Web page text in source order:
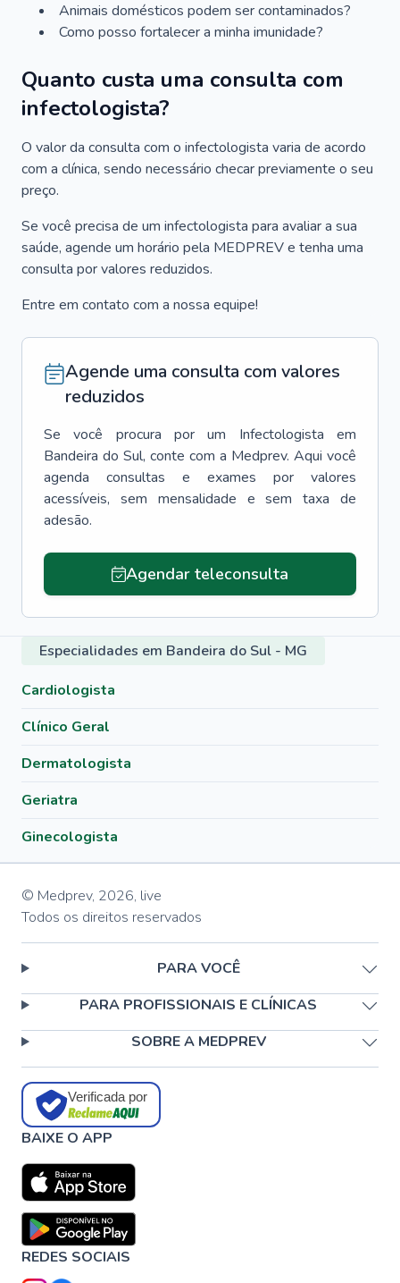
Animais domésticos podem ser contaminados?
Como posso fortalecer a minha imunidade?
Quanto custa uma consulta com
infectologista?
O valor da consulta com o infectologista varia de acordo
com a clínica, sendo necessário checar previamente o seu
preço.
Se você precisa de um infectologista para avaliar a sua
saúde, agende um horário pela MEDPREV e tenha uma
consulta por valores reduzidos.
Entre em contato com a nossa equipe!
Agende uma consulta com valores
reduzidos
Se você procura por um Infectologista
em
Bandeira do Sul, conte com a Medprev. Aqui você
agenda consultas e exames por valores
acessíveis, sem mensalidade e sem taxa de
adesão.
Agendar teleconsulta
Especialidades em Bandeira do Sul - MG
Cardiologista
Clínico Geral
Dermatologista
Geriatra
Ginecologista
© Medprev, 2026, live
Todos os direitos reservados
PARA VOCÊ
PARA PROFISSIONAIS E CLÍNICAS
SOBRE A MEDPREV
Verificada por
BAIXE O APP
REDES SOCIAIS